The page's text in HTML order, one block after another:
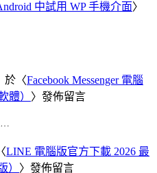
中試用 WP 手機介面〉
於〈Facebook Messenger 電腦
體）
〉發佈留言
LINE 電腦版官方下載 2026 最
） 〉發佈留言